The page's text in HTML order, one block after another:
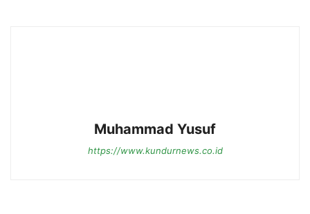
Muhammad Yusuf
https://www.kundurnews.co.id